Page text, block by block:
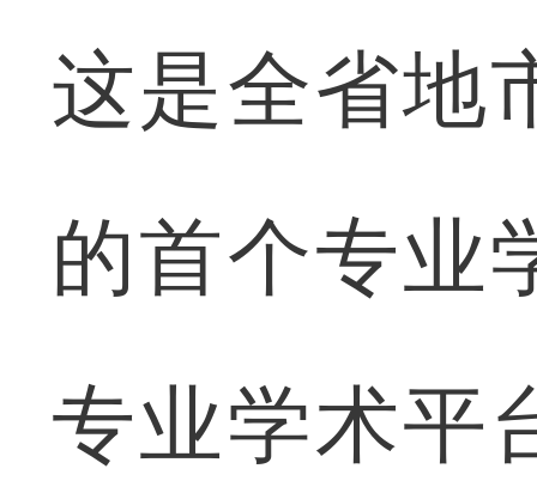
这是全省地
的首个专业
专业学术平